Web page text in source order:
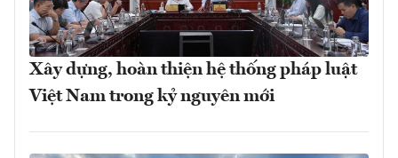
Xây dựng, hoàn thiện hệ thống pháp luật
Việt Nam trong kỷ nguyên mới